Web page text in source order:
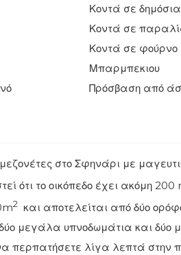
Κοντά σε
Κοντά σε
Κοντά σε φούρνο
Μπαρμπεκιου
Πρόσβαση από
μεζονέτες στο Σφηνάρι με
ότι το οικόπεδο έχει ακόμη 200
2 και αποτελείται από δύο
μεγάλα υπνοδωμάτια και
περπατήσετε λίγα λεπτά στην